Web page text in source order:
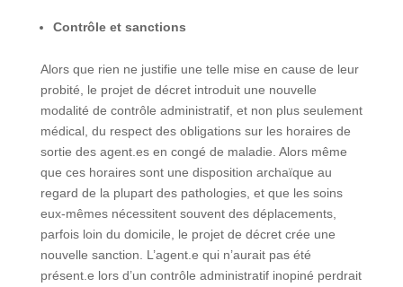
Contrôle et sanctions
Alors que rien ne justifie une telle mise en cause de leur
probité, le projet de décret introduit une nouvelle
modalité de contrôle administratif, et non plus seulement
médical, du respect des obligations sur les horaires de
sortie des agent.es en congé de maladie. Alors même
que ces horaires sont une disposition archaïque au
regard de la plupart des pathologies, et que les soins
eux-mêmes nécessitent souvent des déplacements,
parfois loin du domicile, le projet de décret crée une
nouvelle sanction. L’agent.e qui n’aurait pas été
présent.e lors d’un contrôle administratif inopiné perdrait